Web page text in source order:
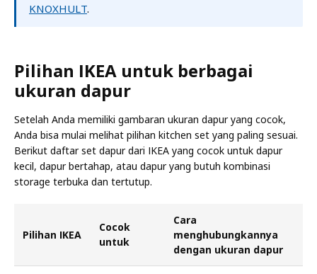
KNOXHULT.
Pilihan IKEA untuk berbagai
ukuran dapur
Setelah Anda memiliki gambaran ukuran dapur yang cocok,
Anda bisa mulai melihat pilihan kitchen set yang paling sesuai.
Berikut daftar set dapur dari IKEA yang cocok untuk dapur
kecil, dapur bertahap, atau dapur yang butuh kombinasi
storage terbuka dan tertutup.
Pilihan IKEA
Cocok
untuk
Cara
menghubungkannya
dengan ukuran dapur